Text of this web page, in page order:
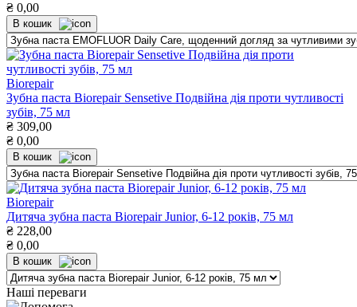
₴ 0,00
В кошик
Biorepair
Зубна паста Biorepair Sensetive Подвійна дія проти чутливості
зубів, 75 мл
₴ 309,00
₴ 0,00
В кошик
Biorepair
Дитяча зубна паста Biorepair Junior, 6-12 років, 75 мл
₴ 228,00
₴ 0,00
В кошик
Наші переваги